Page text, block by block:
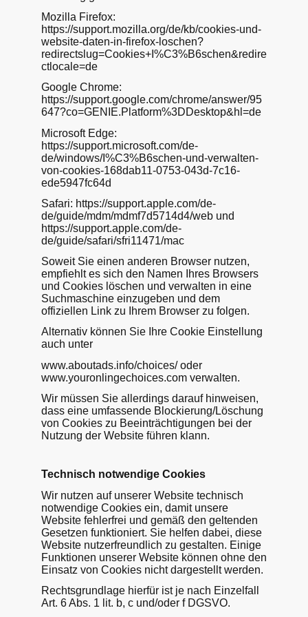
Mozilla Firefox:
https://support.mozilla.org/de/kb/cookies-und-
website-daten-in-firefox-loschen?
redirectslug=Cookies+I%C3%B6schen&redire
ctlocale=de
Google Chrome:
https://support.google.com/chrome/answer/95
647?co=GENIE.Platform%3DDesktop&hl=de
Microsoft Edge:
https://support.microsoft.com/de-
de/windows/I%C3%B6schen-und-verwalten-
von-cookies-168dab11-0753-043d-7c16-
ede5947fc64d
Safari: https://support.apple.com/de-
de/guide/mdm/mdmf7d5714d4/web und
https://support.apple.com/de-
de/guide/safari/sfri11471/mac
Soweit Sie einen anderen Browser nutzen,
empfiehlt es sich den Namen Ihres Browsers
und Cookies löschen und verwalten in eine
Suchmaschine einzugeben und dem
offiziellen Link zu Ihrem Browser zu folgen.
Alternativ können Sie Ihre Cookie Einstellung
auch unter
www.aboutads.info/choices/ oder
www.youronlingechoices.com verwalten.
Wir müssen Sie allerdings darauf hinweisen,
dass eine umfassende Blockierung/Löschung
von Cookies zu Beeinträchtigungen bei der
Nutzung der Website führen klann.
Technisch notwendige Cookies
Wir nutzen auf unserer Website technisch
notwendige Cookies ein, damit unsere
Website fehlerfrei und gemäß den geltenden
Gesetzen funktioniert. Sie helfen dabei, diese
Website nutzerfreundlich zu gestalten. Einige
Funktionen unserer Website können ohne den
Einsatz von Cookies nicht dargestellt werden.
Rechtsgrundlage hierfür ist je nach Einzelfall
Art. 6 Abs. 1 lit. b, c und/oder f DGSVO.